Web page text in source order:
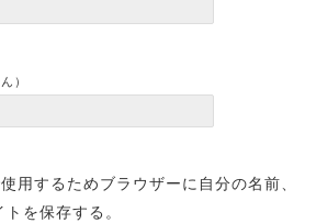
）
用するためブラウザーに自分の名前、
を保存する。